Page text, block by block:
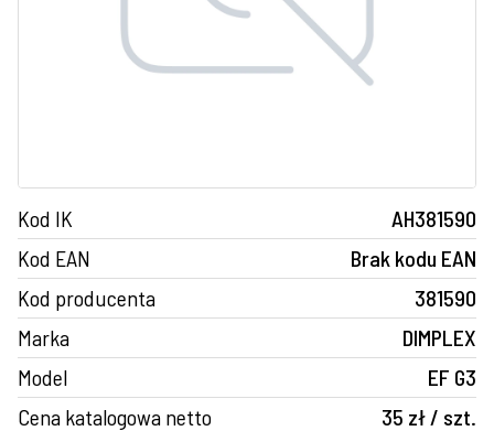
Kod IK
AH381590
Kod EAN
Brak kodu EAN
Kod producenta
381590
Marka
DIMPLEX
Model
EF G3
Cena katalogowa netto
35 zł / szt.